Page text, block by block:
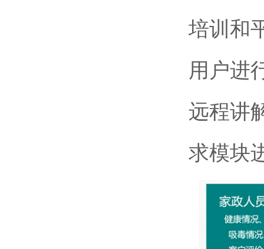
培训和
用户进
远程讲
求模块